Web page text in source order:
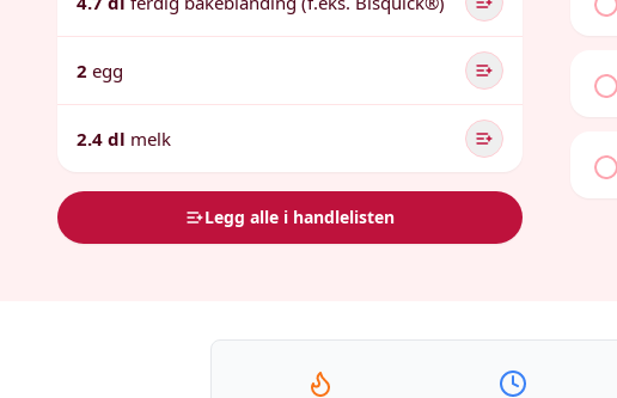
2 egg
2.4 dl melk
Legg alle i handlelisten